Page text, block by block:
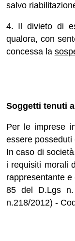
salvo
4. Il divieto di
qualora, con
concessa la
Soggetti tenuti
Per le imprese
essere posseduti
In caso di
i requisiti morali
rappresentante e
85 del D.Lgs n.
n.218/2012) -